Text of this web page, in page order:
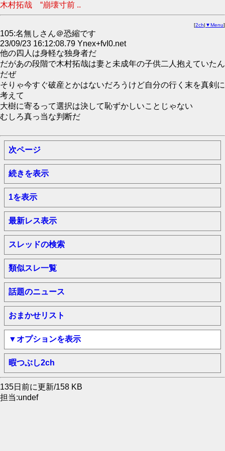
木村拓哉 “崩壊寸前 ..
[2ch| ▼Menu]
105:名無しさん＠恐縮です
23/09/23 16:12:08.79 Ynex+fvI0.net
他の四人は身軽な独身者だ
だがあの段階で木村拓哉は妻と未成年の子供二人抱えていたん
だぜ
そりゃ今すぐ破産とかはないだろうけど自分の行く末を真剣に
考えて
大樹に寄るって選択は決して恥ずかしいことじゃない
むしろ真っ当な判断だ
次ページ
続きを表示
1を表示
最新レス表示
スレッドの検索
類似スレ一覧
話題のニュース
おまかせリスト
▼オプションを表示
暇つぶし2ch
135日前に更新/158 KB
担当:undef